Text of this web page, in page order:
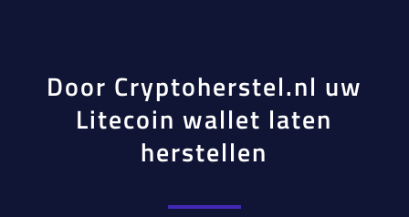
Door Cryptoherstel.nl uw
Litecoin wallet laten
herstellen